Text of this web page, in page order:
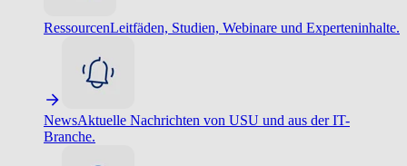
RessourcenLeitfäden, Studien, Webinare und Experteninhalte.
NewsAktuelle Nachrichten von USU und aus der IT-
Branche.